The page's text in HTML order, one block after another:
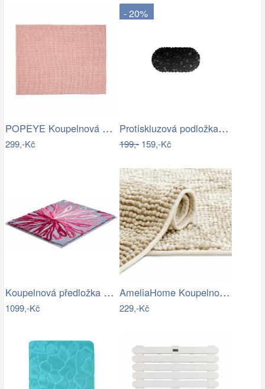
POPEYE Koupelnová předložka 80 x 60 cm …
299,-Kč
- 20%
Protiskluzová podložka do koupelny…
199,-159,-Kč
Koupelnová předložka ART
1099,-Kč
AmeliaHome Koupelnová předložka Bati…
229,-Kč